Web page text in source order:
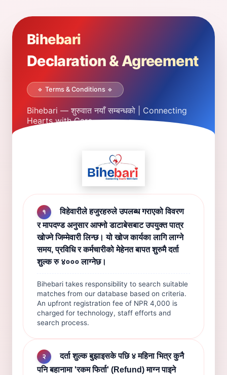
Bihebari
Declaration & Agreement
🔹 Terms & Conditions 🔹
Bihebari — शुरुवात नयाँ सम्बन्धको | Connecting
Hearts with Care.
१
विहेवारीले हजुरहरुले उपलब्ध गराएको विवरण
र मापदण्ड अनुसार आफ्नो डाटाबेसबाट उपयुक्त पात्र
खोज्ने जिम्मेवारी लिन्छ। यो खोज कार्यका लागि लाग्ने
समय, प्रविधि र कर्मचारीको मेहेनत बापत शुरुमै दर्ता
शुल्क रु ४००० लाग्नेछ।
Bihebari takes responsibility to search suitable
matches from our database based on criteria.
An upfront registration fee of NPR 4,000 is
charged for technology, staff efforts and
search process.
२
दर्ता शुल्क बुझाइसके पछि ४ महिना भित्र कुनै
पनि बहानामा 'रकम फिर्ता' (Refund) माग्न पाइने